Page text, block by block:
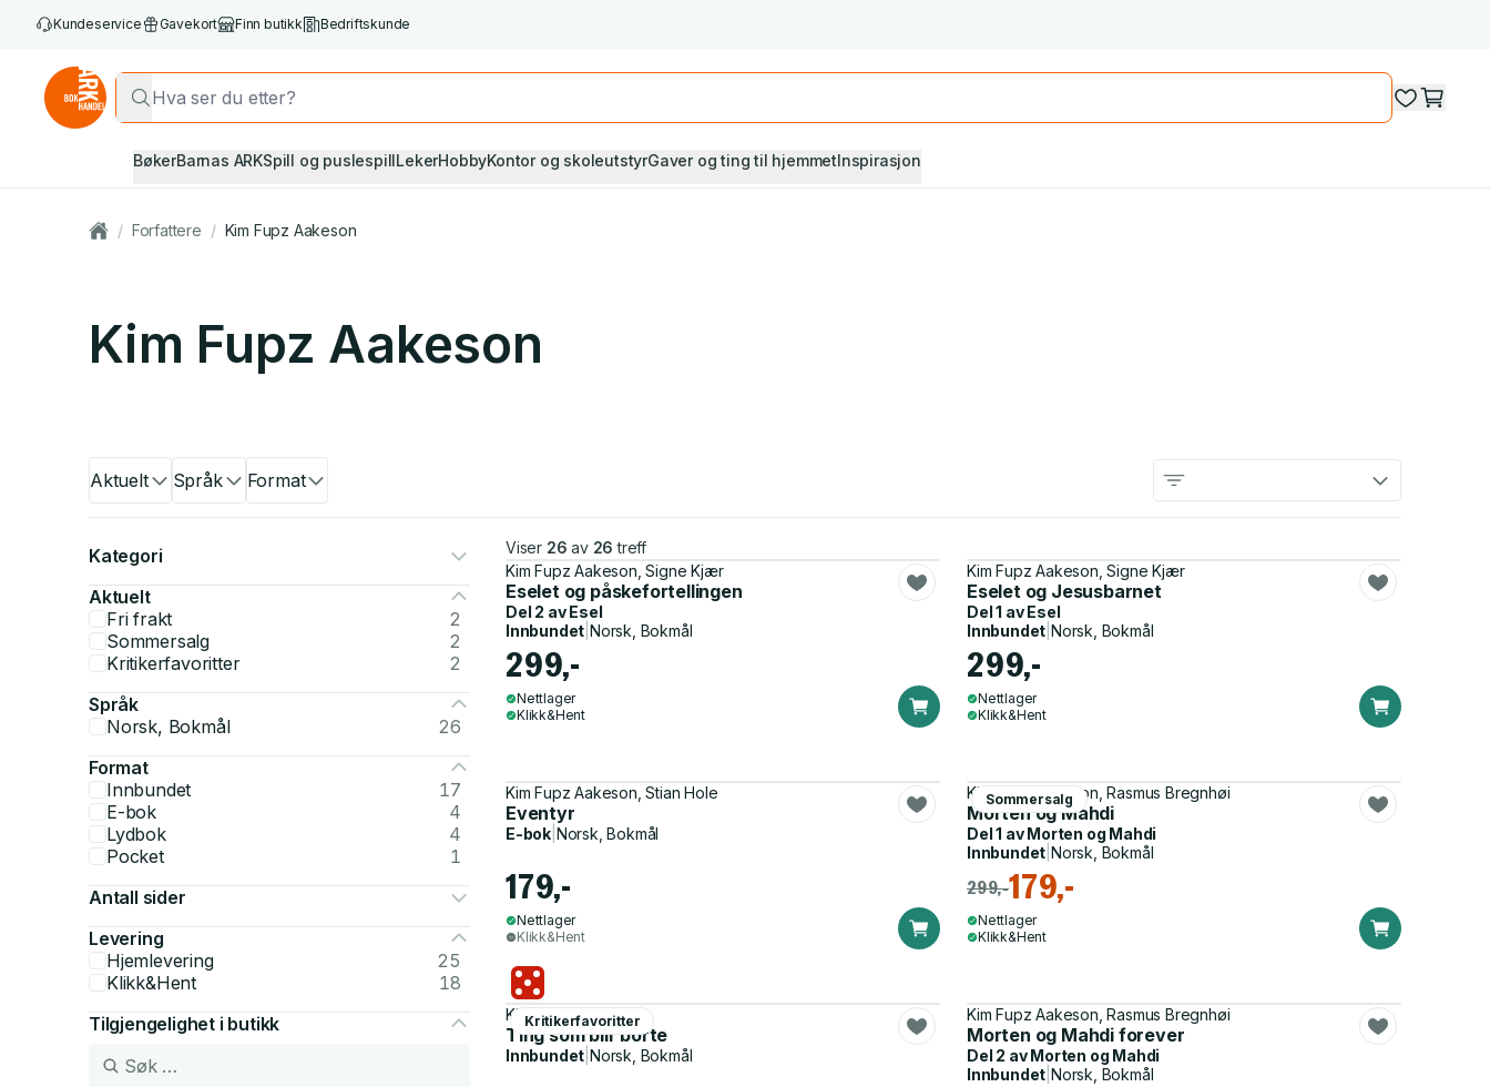
Kundeservice Gavekort Finn butikk Bedriftskunde
BøkerBarnas ARKSpill og puslespillLekerHobbyKontor og skoleutstyrGaver og ting til hjemmetInspirasjon
/ Forfattere / Kim Fupz Aakeson
Kim Fupz Aakeson
Aktuelt Språk Format
Kategori
Aktuelt
Fri frakt
2
Sommersalg
2
Kritikerfavoritter
2
Språk
Norsk, Bokmål
26
Format
Innbundet
17
E-bok
4
Lydbok
4
Pocket
1
Antall sider
Levering
Hjemlevering
25
Klikk&Hent
18
Tilgjengelighet i butikk
Viser 26 av 26 treff
Kim Fupz Aakeson, Signe Kjær
Eselet og påskefortellingen
Del 2 avEsel
Innbundet |Norsk, Bokmål
299,-
Nettlager
Klikk&Hent
Kim Fupz Aakeson, Signe Kjær
Eselet og Jesusbarnet
Del 1 avEsel
Innbundet |Norsk, Bokmål
299,-
Nettlager
Klikk&Hent
Kim Fupz Aakeson, Stian Hole
Eventyr
E-bok Norsk, Bokmål
179,-
Nettlager
Klikk&Hent
Sommersalg
Kim Fupz Aakeson, Rasmus Bregnhøi
Morten og Mahdi
Del 1 avMorten og Mahdi
Innbundet |Norsk, Bokmål
299,-179,-
Nettlager
Klikk&Hent
Kritikerfavoritter
Kim Fupz Aakeson
Ting som blir borte
Innbundet |Norsk, Bokmål
Kim Fupz Aakeson, Rasmus Bregnhøi
Morten og Mahdi forever
Del 2 avMorten og Mahdi
Innbundet |Norsk, Bokmål